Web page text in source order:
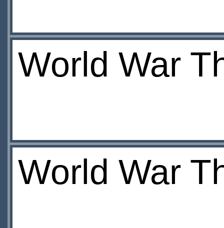
World War
World War